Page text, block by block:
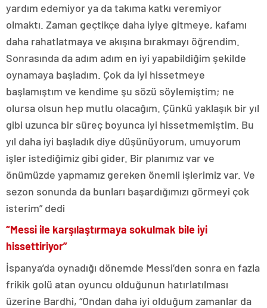
yardım edemiyor ya da takıma katkı veremiyor
olmaktı. Zaman geçtikçe daha iyiye gitmeye, kafamı
daha rahatlatmaya ve akışına bırakmayı öğrendim.
Sonrasında da adım adım en iyi yapabildiğim şekilde
oynamaya başladım. Çok da iyi hissetmeye
başlamıştım ve kendime şu sözü söylemiştim; ne
olursa olsun hep mutlu olacağım. Çünkü yaklaşık bir yıl
gibi uzunca bir süreç boyunca iyi hissetmemiştim. Bu
yıl daha iyi başladık diye düşünüyorum, umuyorum
işler istediğimiz gibi gider. Bir planımız var ve
önümüzde yapmamız gereken önemli işlerimiz var. Ve
sezon sonunda da bunları başardığımızı görmeyi çok
isterim” dedi
“Messi ile karşılaştırmaya sokulmak bile iyi
hissettiriyor”
İspanya’da oynadığı dönemde Messi’den sonra en fazla
frikik golü atan oyuncu olduğunun hatırlatılması
üzerine Bardhi, “Ondan daha iyi olduğum zamanlar da